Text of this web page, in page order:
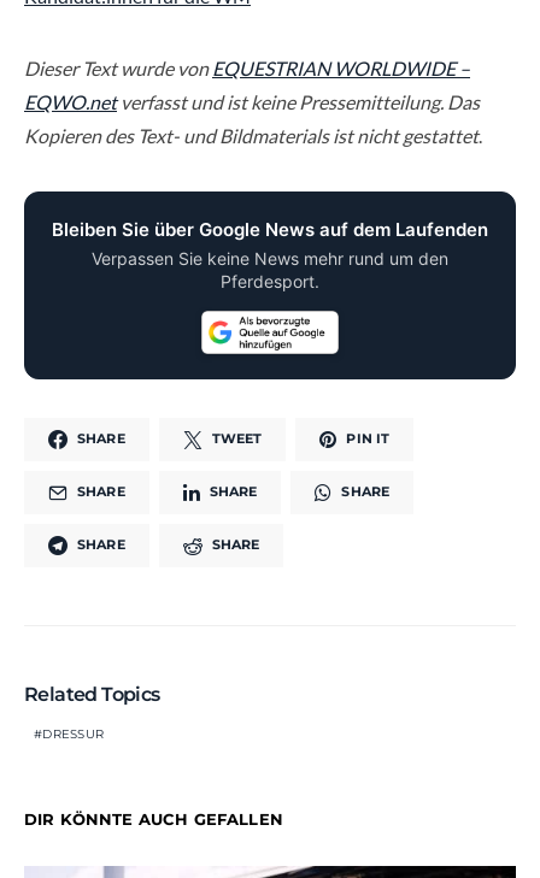
Dieser Text wurde von EQUESTRIAN WORLDWIDE –
EQWO.netverfasst und ist keine Pressemitteilung. Das
Kopieren des Text- und Bildmaterials ist nicht gestattet.
Bleiben Sie über Google News auf dem Laufenden
Verpassen Sie keine News mehr rund um den
Pferdesport.
SHARE TWEET PIN IT
SHARE SHARE SHARE
SHARE SHARE
Related Topics
DRESSUR
DIR KÖNNTE AUCH GEFALLEN